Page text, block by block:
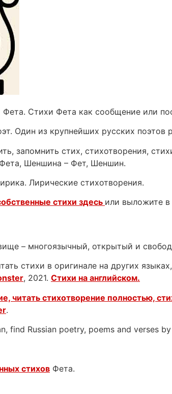
Фета. Стихи Фета как сообщение или
Один из крупнейших русских поэтов
запомнить стих, стихотворения,
Шеншина – Фет, Шеншин.
Лирические стихотворения.
стихи здесь или выложите в
– многоязычный, открытый и
стихи в оригинале на других
, 2021. Стихи на английском.
читать стихотворение полностью,
.
find Russian poetry, poems and verses
стихов Фета.